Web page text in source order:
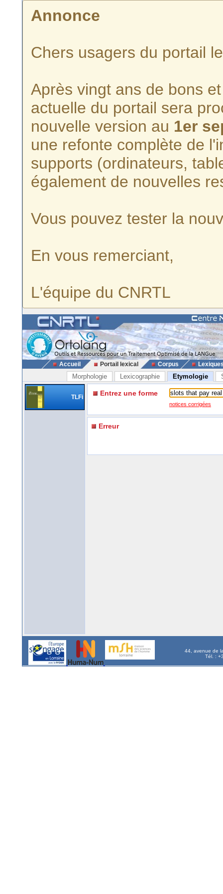
Annonce
Chers usagers du portail
Après vingt ans de bons
actuelle du portail sera
nouvelle version au 1er
une refonte complète de
supports (ordinateurs,
également de nouvelles
Vous pouvez tester la
En vous remerciant,
L'équipe du CNRTL
Accueil Portail lexical Corpus
Morphologie Lexicographie Etymologie
TLFi Entrez une forme
notices corrigées
Erreur
44, avenue de
Tél. :